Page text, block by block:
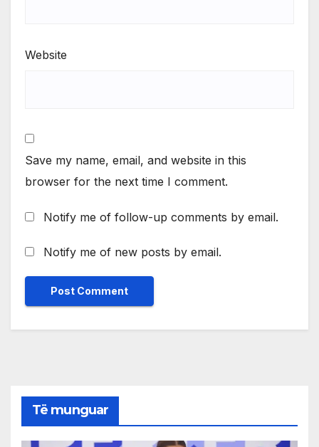
Website
Save my name, email, and website in this
browser for the next time I comment.
Notify me of follow-up comments by email.
Notify me of new posts by email.
Të munguar